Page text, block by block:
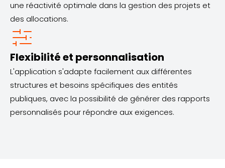
une réactivité optimale dans la gestion des projets et
des allocations.
Flexibilité et personnalisation
L'application s'adapte facilement aux différentes
structures et besoins spécifiques des entités
publiques, avec la possibilité de générer des rapports
personnalisés pour répondre aux exigences.